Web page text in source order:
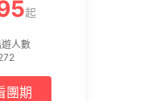
起
人數
團期